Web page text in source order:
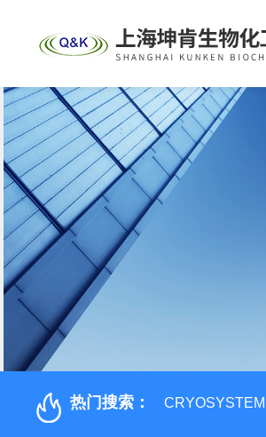
热门搜索：